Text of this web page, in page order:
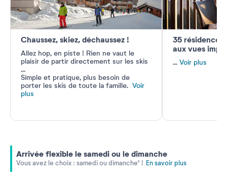
Chaussez, skiez, déchaussez !
Allez hop, en piste ! Rien ne vaut le
plaisir de partir directement sur les skis
...
Simple et pratique, plus besoin de
porter les skis de toute la famille. Voir
plus
35 résidences
aux vues
... Voir plus
Arrivée flexible le samedi ou le dimanche
Vous avez le choix : samedi ou dimanche* ! En savoir plus